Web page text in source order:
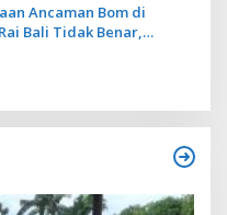
Ancaman Bom di
Bali Tidak Benar,
Lancar